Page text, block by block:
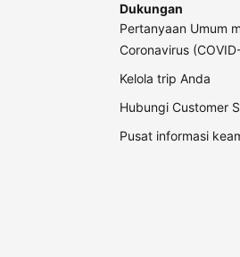
Dukungan
Pertanyaan Umum
Coronavirus
Kelola trip Anda
Hubungi Customer
Pusat informasi